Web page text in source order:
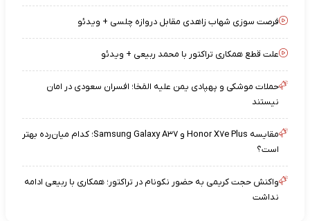
فرصت سوزی شهاب زاهدی مقابل دروازه چلسی + ویدئو
علت قطع همکاری تراکتور با محمد ربیعی + ویدئو
حملات موشکی و پهپادی یمن علیه المَخا؛ افسران سعودی در امان
نیستند
مقایسه Honor X۷e Plus و Samsung Galaxy A۳۷؛ کدام میان‌رده بهتر
است؟
واکنش حجت کریمی به حضور نکونام در تراکتور؛ همکاری با ربیعی ادامه
نداشت